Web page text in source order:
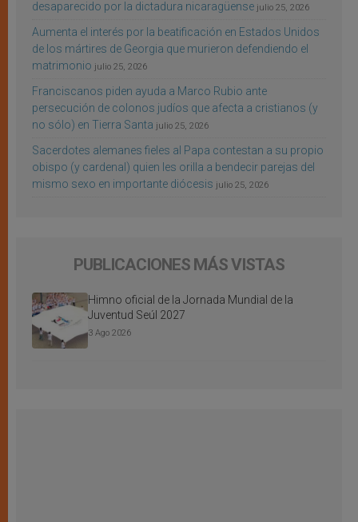
desaparecido por la dictadura nicaragüense julio 25, 2026
Aumenta el interés por la beatificación en Estados Unidos
de los mártires de Georgia que murieron defendiendo el
matrimonio julio 25, 2026
Franciscanos piden ayuda a Marco Rubio ante
persecución de colonos judíos que afecta a cristianos (y
no sólo) en Tierra Santa julio 25, 2026
Sacerdotes alemanes fieles al Papa contestan a su propio
obispo (y cardenal) quien les orilla a bendecir parejas del
mismo sexo en importante diócesis julio 25, 2026
PUBLICACIONES MÁS VISTAS
Himno oficial de la Jornada Mundial de la
Juventud Seúl 2027
3 Ago 2026